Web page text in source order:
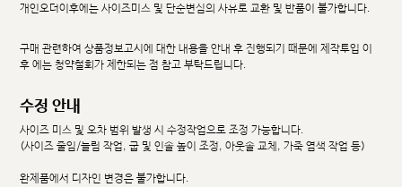
개인오더이후에는 사이즈미스 및 단순변심의 사유로 교환 및 반품이 불가합니다.
구매 관련하여 상품정보고시에 대한 내용을 안내 후 진행되기 때문에 제작투입 이
후 에는 청약철회가 제한되는 점 참고 부탁드립니다.
수정 안내
사이즈 미스 및 오차 범위 발생 시 수정작업으로 조정 가능합니다.
(사이즈 줄임/늘림 작업, 굽 및 인솔 높이 조정, 아웃솔 교체, 가죽 염색 작업 등)
완제품에서 디자인 변경은 불가합니다.